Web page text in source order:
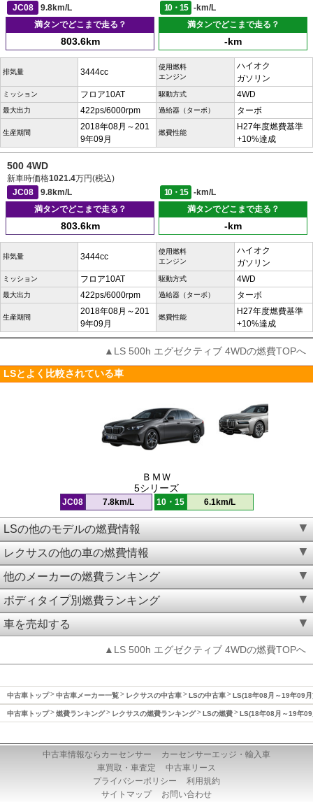
JC08
9.8km/L 10・15
-km/L
満タンでどこまで走る？
803.6km
満タンでどこまで走る？
-km
排気量 3444cc
使用燃料
エンジン
ハイオク
ガソリン
ミッション フロア10AT 駆動方式 4WD
最大出力 422ps/6000rpm 過給器（ターボ） ターボ
生産期間
2018年08月～201
9年09月
燃費性能
H27年度燃費基準
+10%達成
500 4WD
新車時価格1021.4万円(税込)
JC08
9.8km/L 10・15
-km/L
満タンでどこまで走る？
803.6km
満タンでどこまで走る？
-km
排気量 3444cc
使用燃料
エンジン
ハイオク
ガソリン
ミッション フロア10AT 駆動方式 4WD
最大出力 422ps/6000rpm 過給器（ターボ） ターボ
生産期間
2018年08月～201
9年09月
燃費性能
H27年度燃費基準
+10%達成
▲LS 500h エグゼクティブ 4WDの燃費TOPへ
LSとよく比較されている車
ＢＭＷ
5シリーズ
JC08 7.8km/L 10・15 6.1km/L
LSの他のモデルの燃費情報
レクサスの他の車の燃費情報
他のメーカーの燃費ランキング
ボディタイプ別燃費ランキング
車を売却する
▲LS 500h エグゼクティブ 4WDの燃費TOPへ
中古車トップ 中古車メーカー一覧 レクサスの中古車 LSの中古車 LS(18年08月～19年09月
中古車トップ 燃費ランキング レクサスの燃費ランキング LSの燃費 LS(18年08月～19年09
中古車情報ならカーセンサー
カーセンサーエッジ・輸入車
車買取・車査定
中古車リース
プライバシーポリシー
利用規約
サイトマップ
お問い合わせ